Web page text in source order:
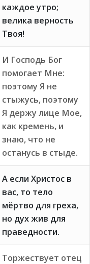
каждое утро;
велика верность
Твоя!
И Господь Бог
помогает Мне:
поэтому Я не
стыжусь, поэтому
Я держу лице Мое,
как кремень, и
знаю, что не
останусь в стыде.
А если Христос в
вас, то тело
мёртво для греха,
но дух жив для
праведности.
Торжествует отец